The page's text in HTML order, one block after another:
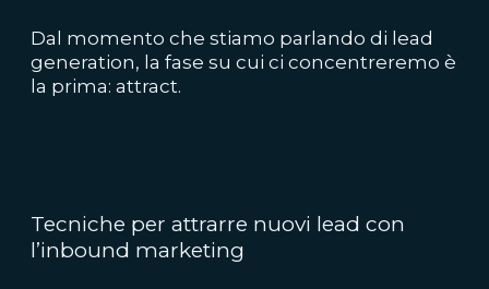
Dal momento che stiamo parlando di lead
generation, la fase su cui ci concentreremo è
la prima: attract.
Tecniche per attrarre nuovi lead con
l’inbound marketing